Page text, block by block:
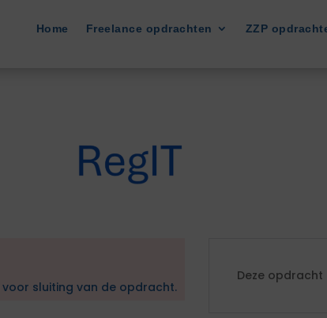
Home Freelance opdrachten ZZP
voor sluiting van de opdracht.
Deze opdracht